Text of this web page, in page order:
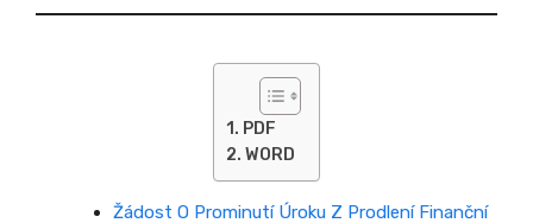
PDF
WORD
Žádost O Prominutí Úroku Z Prodlení Finanční